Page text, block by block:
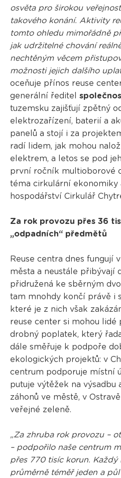
osvěta pro širokou
takového konání. Aktivity
tomto ohledu mimořádně
jak udržitelné chování
nechtěným věcem
možnosti jejich dalšího
oceňuje přínos reuse
generální ředitel
tuzemsku zajišťují zpětný
elektrozařízení, baterií a
panelů a stojí i za
radí lidem, jak mohou
elektrem, a letos se pod
první ročník multioborové
téma cirkulární ekonomiky
hospodářství Cirkulář
Za rok provozu přes 36
„odpadních“ předmětů
Reuse centra dnes fungují
města a neustále přibývají
přidružená ke sběrným
tam mnohdy končí právě i
které je z nich však
reuse center si mohou lidé
drobný poplatek, který
dále směřuje k podpoře
ekologických projektů: v
centrum podporuje místní
putuje výtěžek na výsadbu
záhonů ve městě, v
veřejné zeleně.
„Za zhruba rok provozu –
– podpořilo naše centrum
přes 770 tisíc korun. Každý
průměrně téměř jeden a